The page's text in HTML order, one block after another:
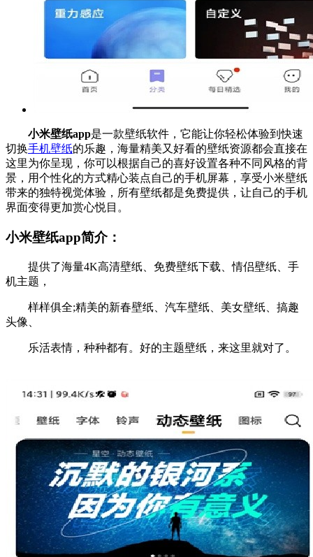
小米壁纸app是一款壁纸软件，它能让你轻松体验到快速
切换手机壁纸的乐趣，海量精美又好看的壁纸资源都会直接在
这里为你呈现，你可以根据自己的喜好设置各种不同风格的背
景，用个性化的方式精心装点自己的手机屏幕，享受小米壁纸
带来的独特视觉体验，所有壁纸都是免费提供，让自己的手机
界面变得更加赏心悦目。
小米壁纸app简介：
提供了海量4K高清壁纸、免费壁纸下载、情侣壁纸、手
机主题，
样样俱全;精美的新春壁纸、汽车壁纸、美女壁纸、搞趣
头像、
乐活表情，种种都有。好的主题壁纸，来这里就对了。